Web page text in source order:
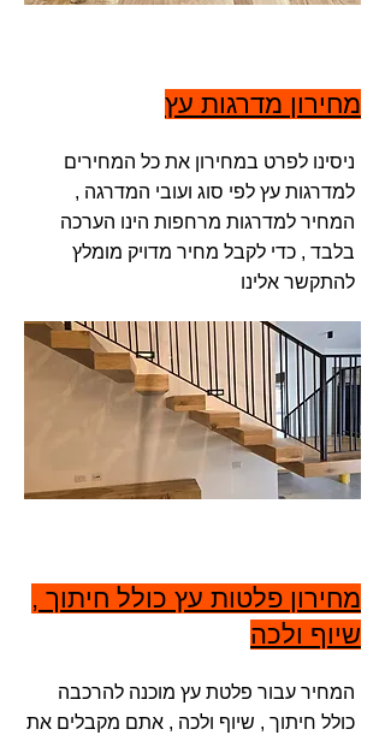
מחירון מדרגות עץ
ניסינו לפרט במחירון את כל המחירים
למדרגות עץ לפי סוג ועובי המדרגה ,
המחיר למדרגות מרחפות הינו הערכה
בלבד , כדי לקבל מחיר מדויק מומלץ
להתקשר אלינו
מחירון פלטות עץ כולל חיתוך ,
שיוף ולכה
המחיר עבור פלטת עץ מוכנה להרכבה
כולל חיתוך , שיוף ולכה , אתם מקבלים את